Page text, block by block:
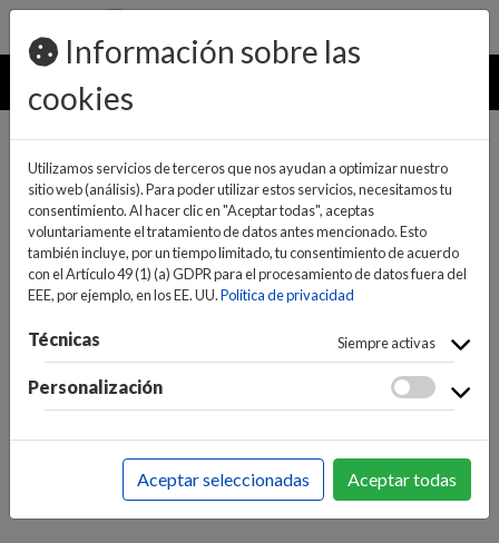
pedidos@ideaelectrodomesticos.com
924 047 836
MENU
INICIO>INFORMÁTICA Y NUEVAS TECNOLOGÍAS>
COMPONENTES
COMPONENTES >
DISCOS DUROS
Información sobre las
cookies
Utilizamos servicios de terceros que nos ayudan a optimizar nuestro
sitio web (análisis). Para poder utilizar estos servicios, necesitamos tu
consentimiento. Al hacer clic en "Aceptar todas", aceptas
voluntariamente el tratamiento de datos antes mencionado. Esto
también incluye, por un tiempo limitado, tu consentimiento de acuerdo
con el Artículo 49 (1) (a) GDPR para el procesamiento de datos fuera del
EEE, por ejemplo, en los EE. UU.Política de privacidad
Técnicas Siempre activas
Personalización
Aceptar seleccionadas Aceptar todas